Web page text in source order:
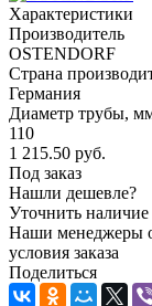
Характеристики
Производитель
OSTENDORF
Страна
Германия
Диаметр трубы,
110
1 215.50 руб.
Под заказ
Нашли дешевле?
Уточнить
Наши менеджеры
условия заказа
Поделиться